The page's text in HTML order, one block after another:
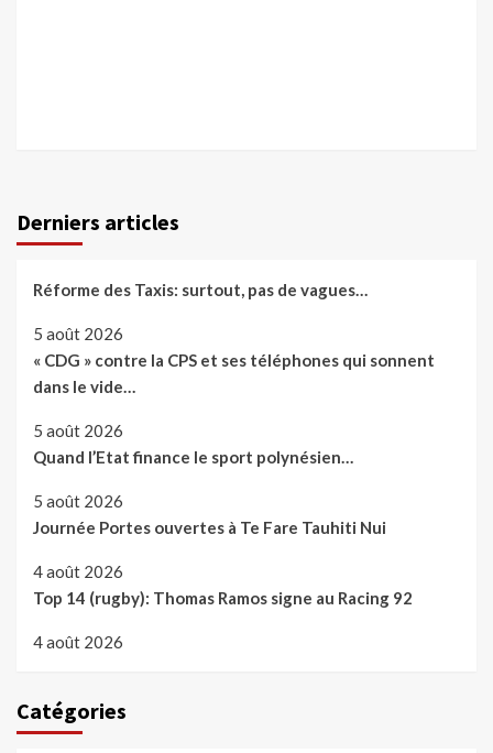
Derniers articles
Réforme des Taxis: surtout, pas de vagues…
5 août 2026
« CDG » contre la CPS et ses téléphones qui sonnent
dans le vide…
5 août 2026
Quand l’Etat finance le sport polynésien…
5 août 2026
Journée Portes ouvertes à Te Fare Tauhiti Nui
4 août 2026
Top 14 (rugby): Thomas Ramos signe au Racing 92
4 août 2026
Catégories